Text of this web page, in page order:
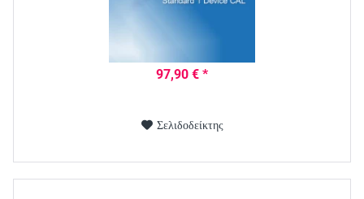
97,90 € *
Σελιδοδείκτης